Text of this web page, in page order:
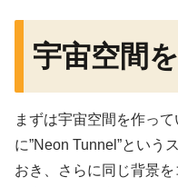
宇宙空間
まずは宇宙空間を作っ
に”Neon Tunnel”という
おき、さらに同じ背景